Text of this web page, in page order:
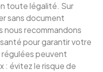
toute légalité. Sur
sans document
nous recommandons
pour garantir votre
peuvent
: évitez le risque de